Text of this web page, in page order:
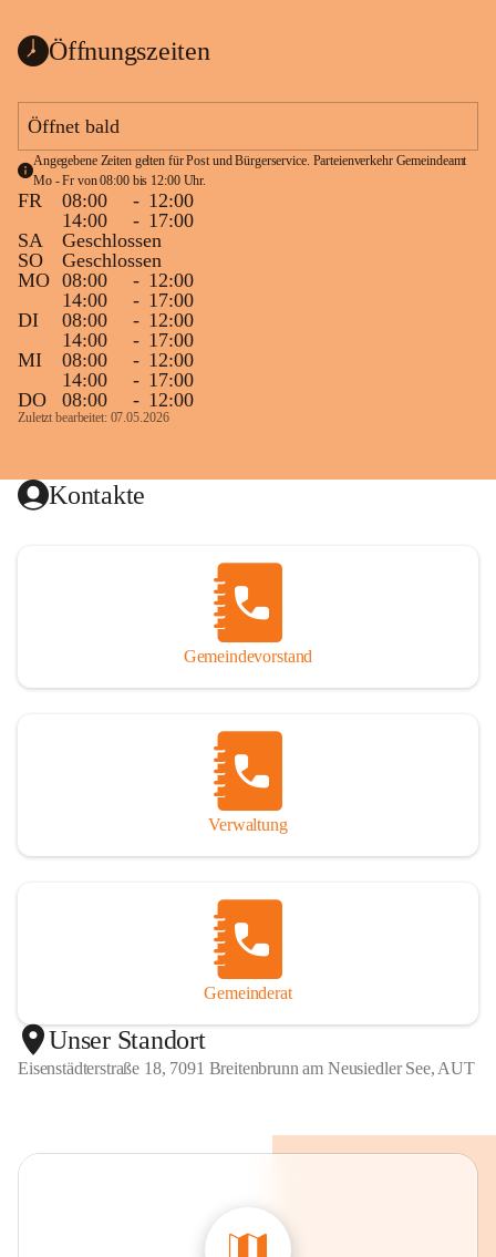
Öffnungszeiten
Öffnet bald
Angegebene Zeiten gelten für Post und Bürgerservice. Parteienverkehr Gemeindeamt
Mo - Fr von 08:00 bis 12:00 Uhr.
FR 08:00 - 12:00
14:00
- 17:00
SA
Geschlossen
SO
Geschlossen
MO 08:00 - 12:00
14:00
- 17:00
DI
08:00 - 12:00
14:00
- 17:00
MI
08:00 - 12:00
14:00
- 17:00
DO
08:00 - 12:00
Zuletzt bearbeitet: 07.05.2026
Kontakte
Gemeindevorstand
Verwaltung
Gemeinderat
Unser Standort
Eisenstädterstraße 18, 7091 Breitenbrunn am Neusiedler See, AUT